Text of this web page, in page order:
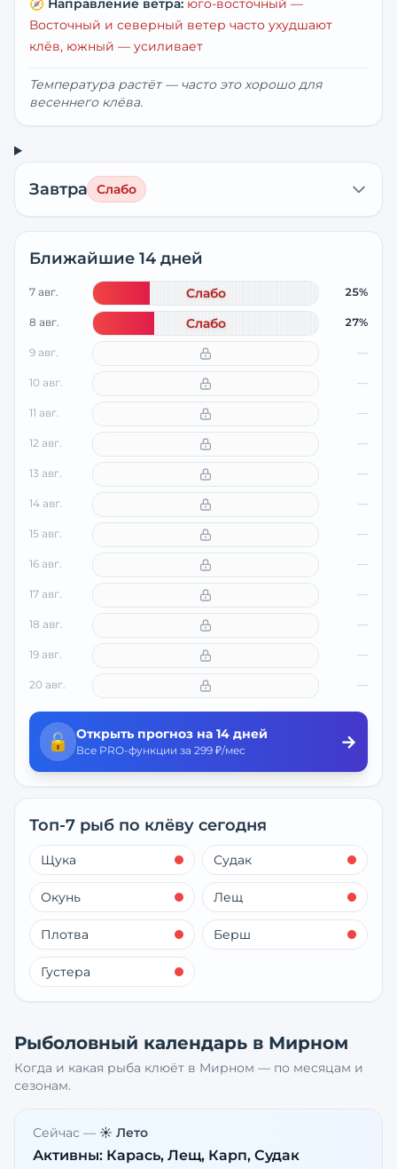
🧭 Направление ветра: юго-восточный —
Восточный и северный ветер часто ухудшают
клёв, южный — усиливает
Температура растёт — часто это хорошо для
весеннего клёва.
Завтра Слабо
Ближайшие 14 дней
7 авг. Слабо 25%
8 авг. Слабо 27%
9 авг. —
10 авг. —
11 авг. —
12 авг. —
13 авг. —
14 авг. —
15 авг. —
16 авг. —
17 авг. —
18 авг. —
19 авг. —
20 авг. —
🔓 Открыть прогноз на 14 дней
Все PRO-функции за 299 ₽/мес →
Топ-7 рыб по клёву сегодня
Щука Судак
Окунь Лещ
Плотва Берш
Густера
Рыболовный календарь в Мирном
Когда и какая рыба клюёт в Мирном — по месяцам и
сезонам.
Сейчас — ☀️ Лето
Активны: Карась, Лещ, Карп, Судак